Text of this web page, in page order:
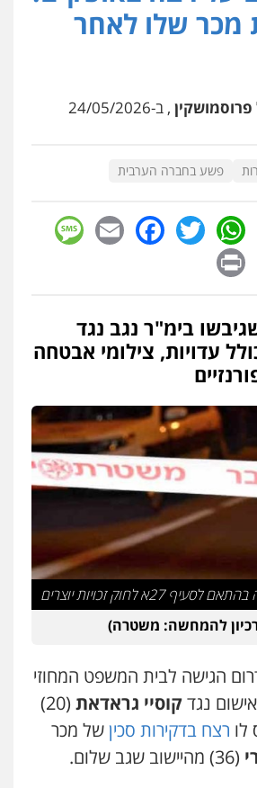
רישום פלילי
צבאי מעצרים וחקירות
כלכלי אלימות סמים מעצרים
פשיעה חמורה מעצרים וחקירות
אסף דוק
עבירות מין סמים והימורים
חקירות ומעצרים צווארון לבן והונאה
שלי גורביץ – לוי
פלילי פשיעה חמורה מעצרים
צבאי תעבורה
עורכי דין חן ברוך
דיני תעבורה מעצרים וחקירות
מכר שלו לאחר
, ב-24/05/2026
פשע בחברה הערבית
WhatsApp
Twitter
Facebook
Email
בימ"ר נגב נגד
(20) כולל עדויות, צילומי אבטחה
27א לחוק זכויות יוצרים
להמחשה: משטרה)
הגישה לבית המשפט המחוזי
נגדקוסיי גראדאת
(20)
לו רצח בדקירות סכיןשל מכר
(36) מהיישוב שגב שלום.